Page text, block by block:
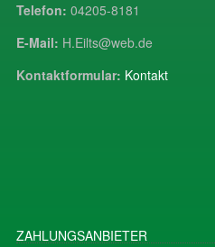
Telefon: 04205-8181
E-Mail: H.Eilts@web.de
Kontaktformular: Kontakt
ZAHLUNGSANBIETER